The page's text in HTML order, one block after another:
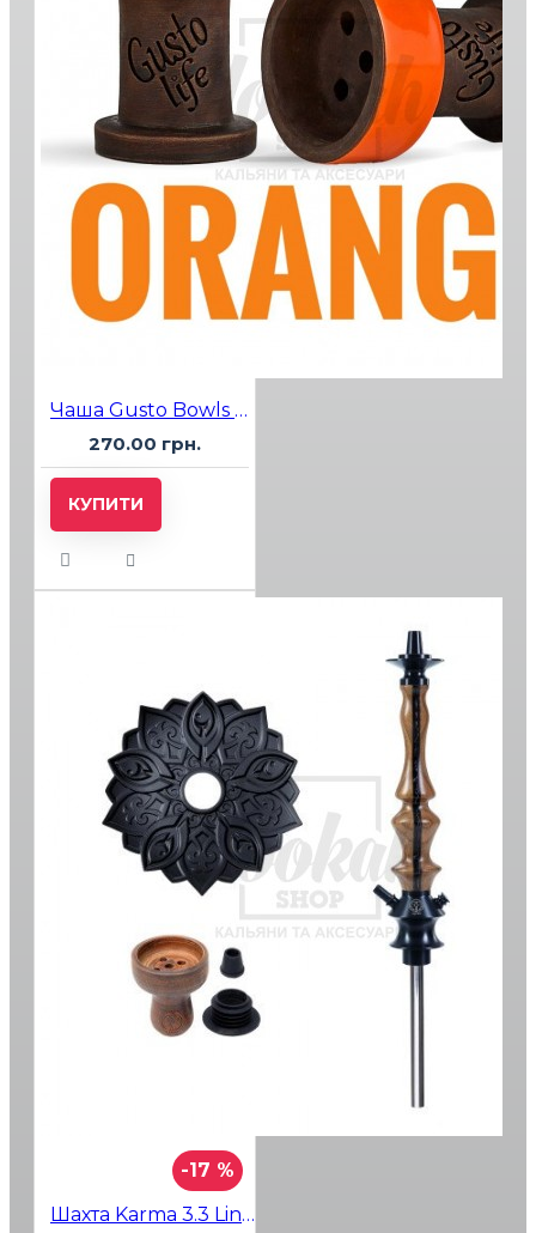
Чаша Gusto Bowls Rook Orange
270.00 грн.
КУПИТИ
-17 %
Шахта Karma 3.3 Line Black